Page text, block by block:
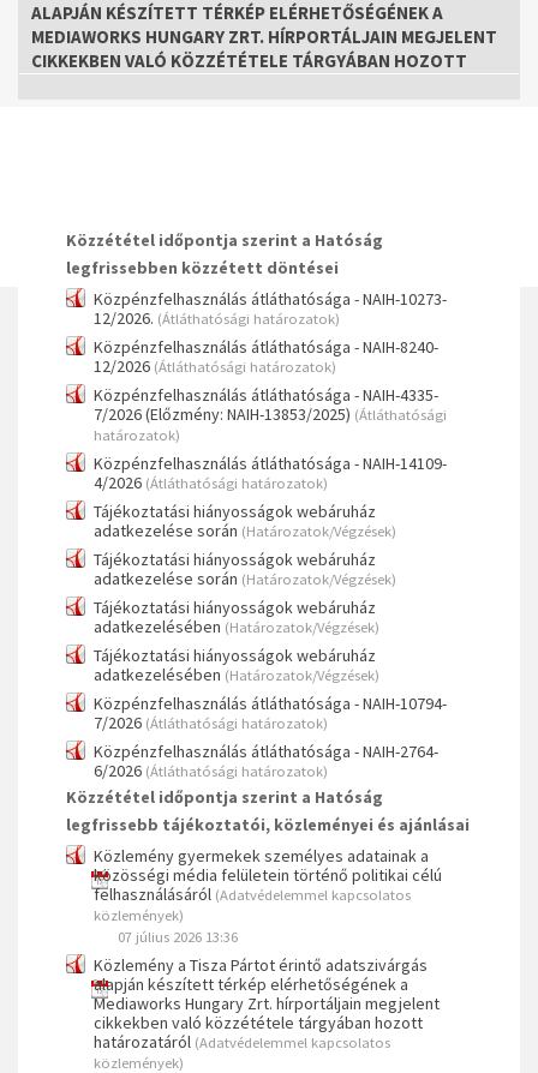
ALAPJÁN KÉSZÍTETT TÉRKÉP ELÉRHETŐSÉGÉNEK A
MEDIAWORKS HUNGARY ZRT. HÍRPORTÁLJAIN MEGJELENT
CIKKEKBEN VALÓ KÖZZÉTÉTELE TÁRGYÁBAN HOZOTT
NYILVÁNOSSÁGRA HOZATALÁNAK JOGELLENESSÉGÉRŐL
Közzététel időpontja szerint a Hatóság
legfrissebben közzétett döntései
Közpénzfelhasználás átláthatósága - NAIH-10273-
12/2026. (Átláthatósági határozatok)
Közpénzfelhasználás átláthatósága - NAIH-8240-
12/2026 (Átláthatósági határozatok)
Közpénzfelhasználás átláthatósága - NAIH-4335-
7/2026 (Előzmény: NAIH-13853/2025) (Átláthatósági
határozatok)
Közpénzfelhasználás átláthatósága - NAIH-14109-
4/2026 (Átláthatósági határozatok)
Tájékoztatási hiányosságok webáruház
adatkezelése során (Határozatok/Végzések)
Tájékoztatási hiányosságok webáruház
adatkezelése során (Határozatok/Végzések)
Tájékoztatási hiányosságok webáruház
adatkezelésében (Határozatok/Végzések)
Tájékoztatási hiányosságok webáruház
adatkezelésében (Határozatok/Végzések)
Közpénzfelhasználás átláthatósága - NAIH-10794-
7/2026 (Átláthatósági határozatok)
Közpénzfelhasználás átláthatósága - NAIH-2764-
6/2026 (Átláthatósági határozatok)
Közzététel időpontja szerint a Hatóság
legfrissebb tájékoztatói, közleményei és ajánlásai
Közlemény gyermekek személyes adatainak a
közösségi média felületein történő politikai célú
felhasználásáról (Adatvédelemmel kapcsolatos
közlemények)
07 július 2026 13:36
Közlemény a Tisza Pártot érintő adatszivárgás
alapján készített térkép elérhetőségének a
Mediaworks Hungary Zrt. hírportáljain megjelent
cikkekben való közzététele tárgyában hozott
határozatáról (Adatvédelemmel kapcsolatos
közlemények)